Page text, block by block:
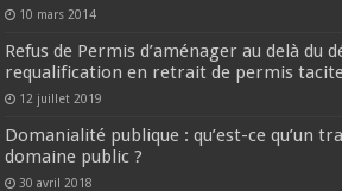
10 mars 2014
Refus de Permis d’aménager au delà du
requalification en retrait de permis
12 juillet 2019
Domanialité publique : qu’est-ce qu’un
domaine public ?
30 avril 2018